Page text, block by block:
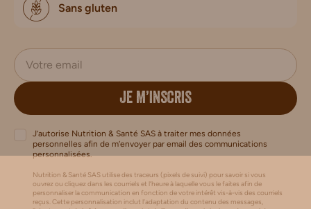
Sans gluten
JE M’INSCRIS
J’autorise Nutrition & Santé SAS à traiter mes données
personnelles afin de m’envoyer par email des communications
personnalisées.
Nutrition & Santé SAS utilise des traceurs (pixels de suivi) pour savoir si vous
ouvrez ou cliquez dans les courriels et l’heure à laquelle vous le faites afin de
personnaliser la communication en fonction de votre intérêt vis-à-vis des courriels
reçus. Cette personnalisation inclut l’adaptation du contenu des messages,